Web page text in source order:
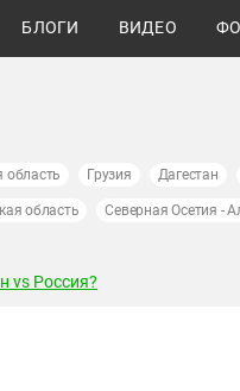
БЛОГИ ВИДЕО
область Грузия Дагестан
область Северная Осетия -
vs Россия?